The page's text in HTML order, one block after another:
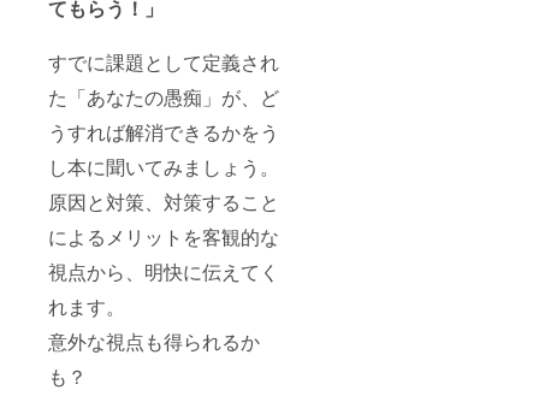
てもらう！」
すでに課題として定義され
た「あなたの愚痴」が、ど
うすれば解消できるかをう
し本に聞いてみましょう。
原因と対策、対策すること
によるメリットを客観的な
視点から、明快に伝えてく
れます。
意外な視点も得られるか
も？